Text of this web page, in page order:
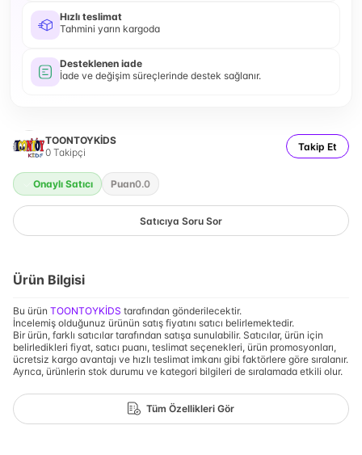
Hızlı teslimat
Tahmini yarın kargoda
Desteklenen iade
İade ve değişim süreçlerinde destek sağlanır.
TOONTOYKİDS
0 Takipçi Takip Et
Onaylı Satıcı Puan0.0
Satıcıya Soru Sor
Ürün Bilgisi
Bu ürün TOONTOYKİDS tarafından gönderilecektir.
İncelemiş olduğunuz ürünün satış fiyatını satıcı belirlemektedir.
Bir ürün, farklı satıcılar tarafından satışa sunulabilir. Satıcılar, ürün için
belirledikleri fiyat, satıcı puanı, teslimat seçenekleri, ürün promosyonları,
ücretsiz kargo avantajı ve hızlı teslimat imkanı gibi faktörlere göre sıralanır.
Ayrıca, ürünlerin stok durumu ve kategori bilgileri de sıralamada etkili olur.
Tüm Özellikleri Gör